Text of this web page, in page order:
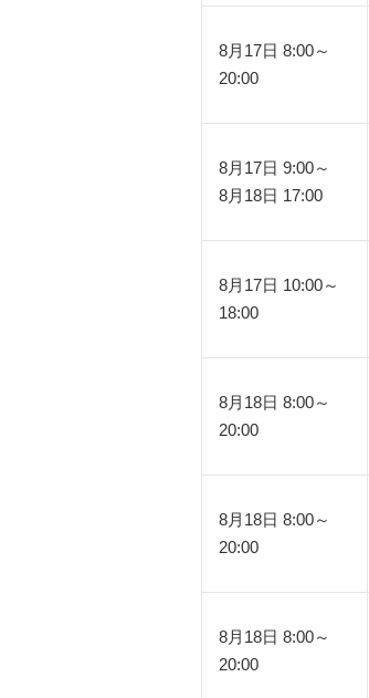
8月17日 8:00～
20:00
8月17日 9:00～
8月18日 17:00
8月17日 10:00～
18:00
8月18日 8:00～
20:00
8月18日 8:00～
20:00
8月18日 8:00～
20:00